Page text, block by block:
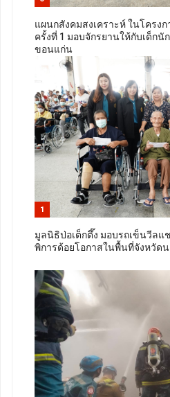
แผนกสังคมสงเคราะห์ ในโครง
ครั้งที่ 1 มอบจักรยานให้กับเด็กนั
ขอนแก่น
1
มูลนิธิป่อเต็กตึ๊ง มอบรถเข็นวีล
พิการด้อยโอกาสในพื้นที่จังหวัด